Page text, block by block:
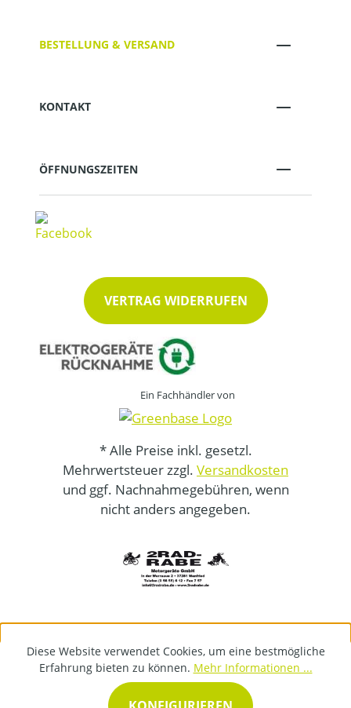
BESTELLUNG & VERSAND
KONTAKT
ÖFFNUNGSZEITEN
VERTRAG WIDERRUFEN
Ein Fachhändler von
* Alle Preise inkl. gesetzl.
Mehrwertsteuer zzgl. Versandkosten
und ggf. Nachnahmegebühren, wenn
nicht anders angegeben.
Diese Website verwendet Cookies, um eine bestmögliche
Erfahrung bieten zu können. Mehr Informationen ...